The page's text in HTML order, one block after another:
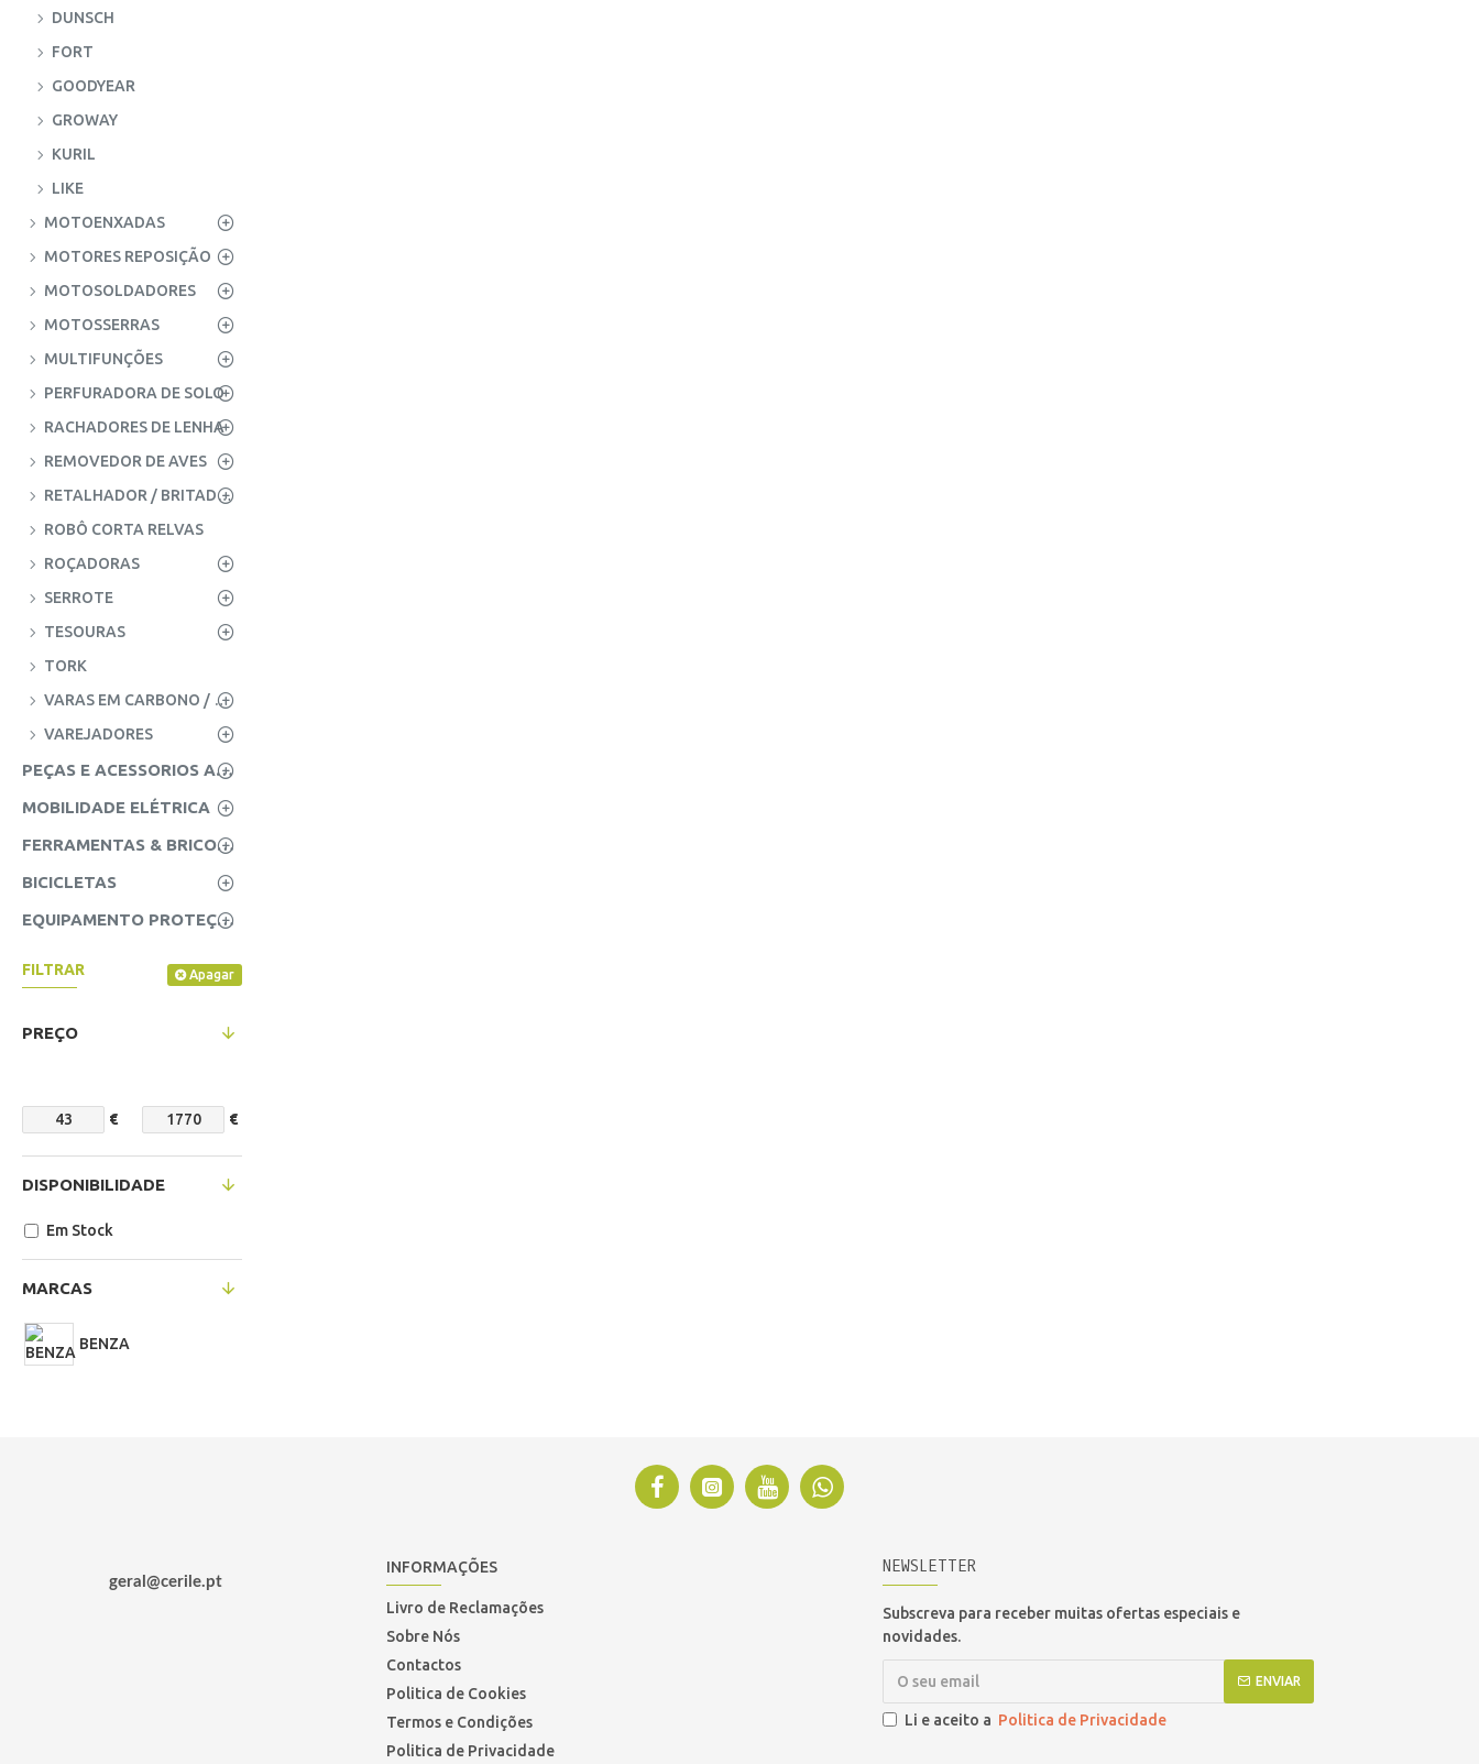
DUNSCH
FORT
GOODYEAR
GROWAY
KURIL
LIKE
MOTOENXADAS
MOTORES REPOSIÇÃO
MOTOSOLDADORES
MOTOSSERRAS
MULTIFUNÇÕES
PERFURADORA DE SOLO
RACHADORES DE LENHA
REMOVEDOR DE AVES
RETALHADOR / BRITADOR AZEITONAS
ROBÔ CORTA RELVAS
ROÇADORAS
SERROTE
TESOURAS
TORK
VARAS EM CARBONO / FIBRA
VAREJADORES
PEÇAS E ACESSORIOS AGRICOLAS
MOBILIDADE ELÉTRICA
FERRAMENTAS & BRICOLAGE
BICICLETAS
EQUIPAMENTO PROTEÇÃO INDIVIDUAL (EPI'S)
FILTRAR Apagar
PREÇO
€ €
MARCAS
BENZA
DISPONIBILIDADE
Em Stock
geral@cerile.pt
INFORMAÇÕES
Livro de Reclamações
Sobre Nós
Contactos
Politica de Cookies
Termos e Condições
Politica de Privacidade
NEWSLETTER
Subscreva para receber muitas ofertas especiais e
novidades.
ENVIAR
Li e aceito a Politica de Privacidade